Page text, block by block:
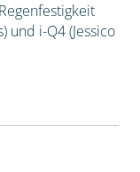
und i-Q4 (Jessico